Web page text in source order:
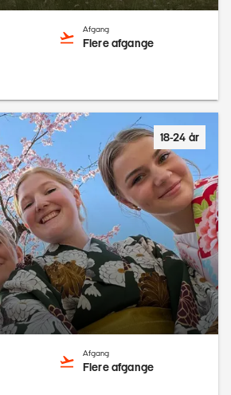
Afgang
Flere afgange
18-24 år
Afgang
Flere afgange